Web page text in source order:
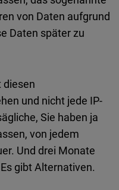
von Daten aufgrund
Daten später zu
diesen
und nicht jede IP-
Sie haben ja
von jedem
Und drei Monate
gibt Alternativen.